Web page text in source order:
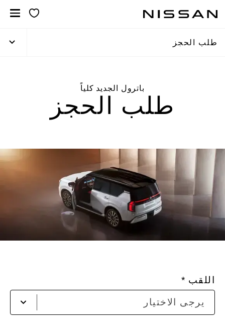
إلى
الرئيسي
طلب الحجز
طلب الحجز
باترول الجديد كلياً
اللقب
يرجى الاختيار